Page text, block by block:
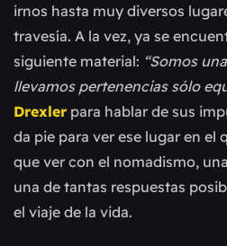
irnos hasta muy diversos
travesía. A la vez, ya se
siguiente material: “Somos
llevamos pertenencias sólo
Drexler para hablar de sus
da pie para ver ese lugar en el
que ver con el nomadismo,
una de tantas respuestas
el viaje de la vida.